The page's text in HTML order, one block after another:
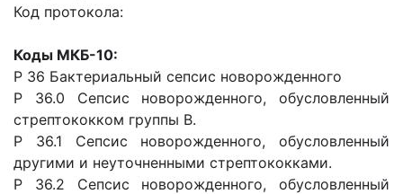
Код протокола:
Коды МКБ-10:
Р 36 Бактериальный сепсис новорожденного
Р 36.0 Сепсис новорожденного, обусловленный
стрептококком группы В.
Р 36.1 Сепсис новорожденного, обусловленный
другими и неуточненными стрептококками.
Р 36.2 Сепсис новорожденного, обусловленный